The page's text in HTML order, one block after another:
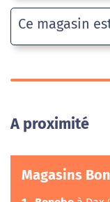
Ce magasin
A proximité
Magasins